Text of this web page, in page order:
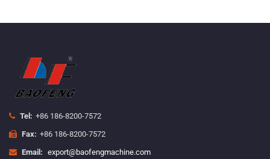
Tel: +86 186-8200-7572
Fax: +86 186-8200-7572
Email: export@baofengmachine.com